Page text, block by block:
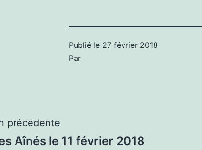
Publié le 27 février 2018
Par
précédente
Aînés le 11 février 2018